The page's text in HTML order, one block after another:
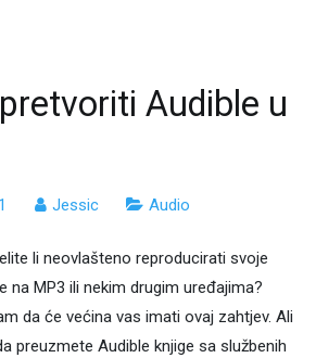
Audible u
Jessic Audio
li neovlašteno reproducirati svoje
na MP3 ili nekim drugim uređajima?
da će većina vas imati ovaj zahtjev. Ali
preuzmete Audible knjige sa službenih